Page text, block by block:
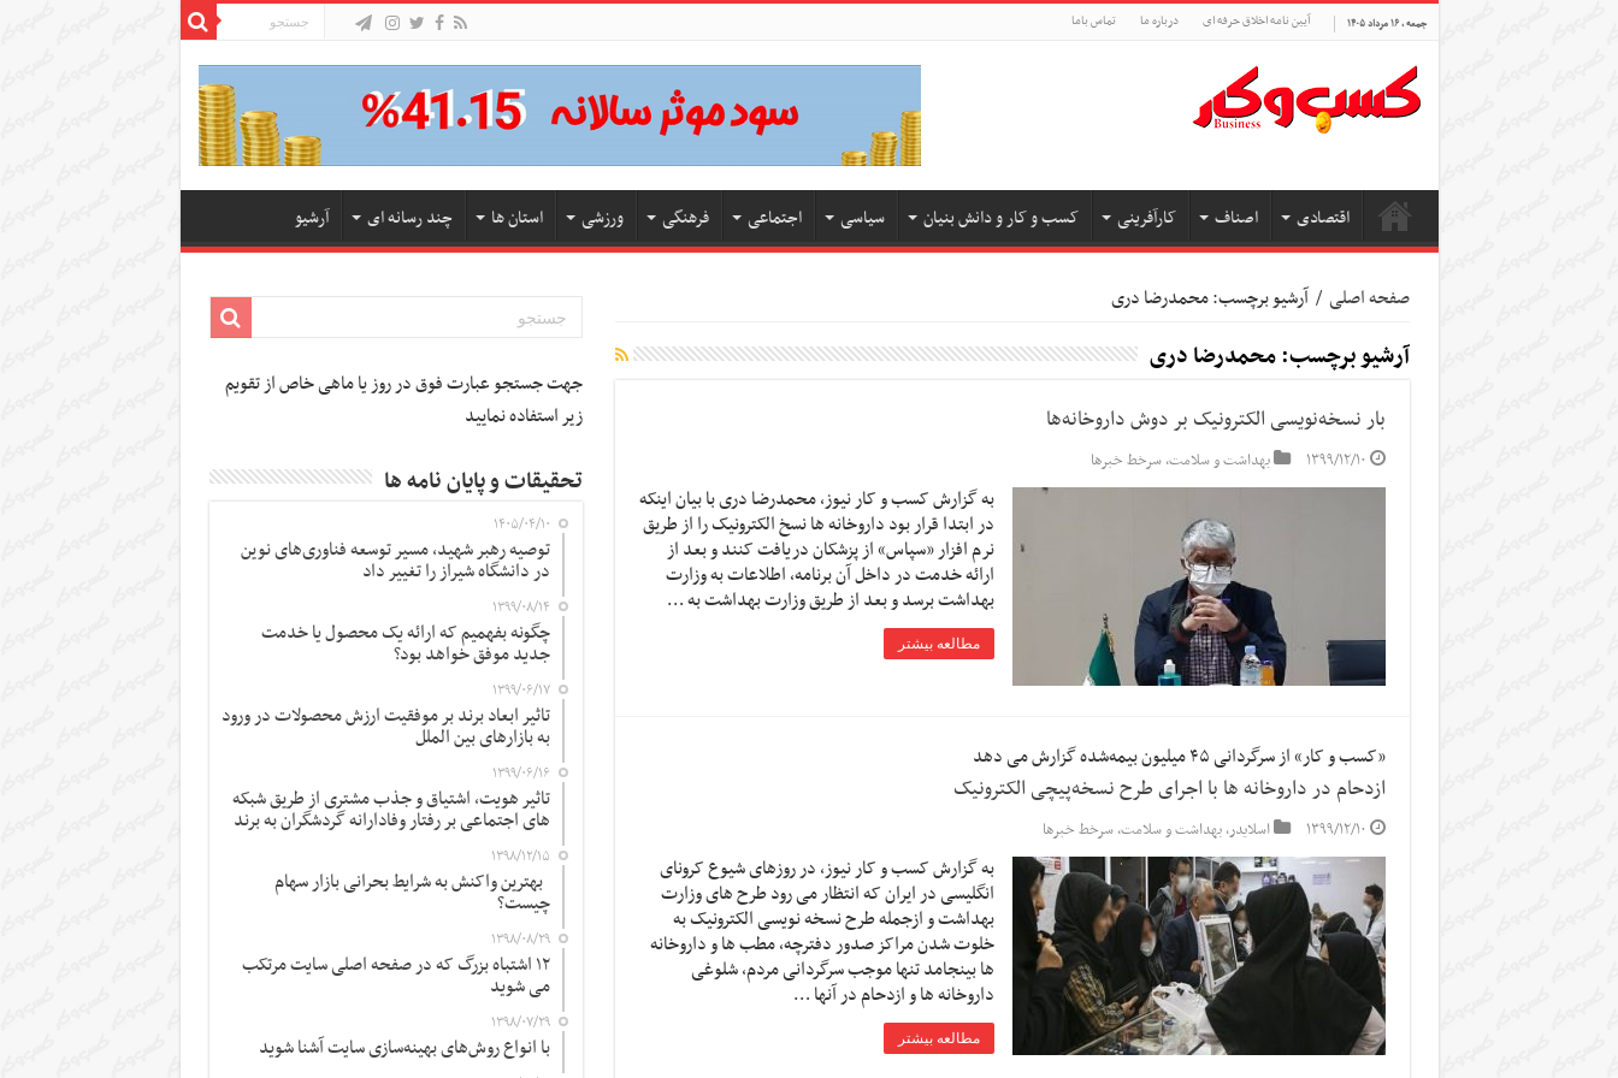
جمعه , ۱۶ مرداد ۱۴۰۵ آیین نامه اخلاق حرفه ای درباره ما تماس باما
اقتصادی اصناف کارآفرینی کسب و کار و دانش بنیان سیاسی اجتماعی فرهنگی ورزشی استان ها چند رسانه ای آرشیو
صفحه اصلی / آرشیو برچسب: محمدرضا دری
آرشیو برچسب:محمدرضا دری
بار نسخه‌نویسی الکترونیک بر دوش داروخانه‌ها
۱۳۹۹/۱۲/۱۰ بهداشت و سلامت,سرخط خبرها
به گزارش کسب و کار نیوز، محمدرضا دری با بیان اینکه
در ابتدا قرار بود داروخانه ها نسخ الکترونیک را از طریق
نرم افزار «سپاس» از پزشکان دریافت کنند و بعد از
ارائه خدمت در داخل آن برنامه، اطلاعات به وزارت
بهداشت برسد و بعد از طریق وزارت بهداشت به …
مطالعه بیشتر
«کسب و کار» از سرگردانی ۴۵ میلیون بیمه‌شده گزارش می دهد
ازدحام در داروخانه ها با اجرای طرح نسخه‌پیچی الکترونیک
۱۳۹۹/۱۲/۱۰ اسلایدر,بهداشت و سلامت,سرخط خبرها
به گزارش کسب و کار نیوز، در روزهای شیوع کرونای
انگلیسی در ایران که انتظار می رود طرح های وزارت
بهداشت و ازجمله طرح نسخه نویسی الکترونیک به
خلوت شدن مراکز صدور دفترچه، مطب ها و داروخانه
ها بینجامد تنها موجب سرگردانی مردم، شلوغی
داروخانه ها و ازدحام در آنها …
مطالعه بیشتر
جهت جستجو عبارت فوق در روز یا ماهی خاص از تقویم
زیر استفاده نمایید
تحقیقات و پایان نامه ها
۱۴۰۵/۰۴/۱۰
توصیه رهبر شهید، مسیر توسعه فناوری‌های نوین
در دانشگاه شیراز را تغییر داد
۱۳۹۹/۰۸/۱۴
چگونه بفهمیم که ارائه یک محصول یا خدمت
جدید موفق خواهد بود؟
۱۳۹۹/۰۶/۱۷
تاثیر ابعاد برند بر موفقیت ارزش محصولات در ورود
به بازارهای بین الملل
۱۳۹۹/۰۶/۱۶
تاثیر هویت، اشتیاق و جذب مشتری از طریق شبکه
های اجتماعی بر رفتار وفادارانه گردشگران به برند
۱۳۹۸/۱۲/۱۵
بهترین واکنش به شرایط بحرانی بازار سهام
چیست؟
۱۳۹۸/۰۸/۲۹
۱۲ اشتباه بزرگ که در صفحه اصلی سایت مرتکب
می شوید
۱۳۹۸/۰۷/۲۹
با انواع روش‌های بهینه‌سازی سایت آشنا شوید